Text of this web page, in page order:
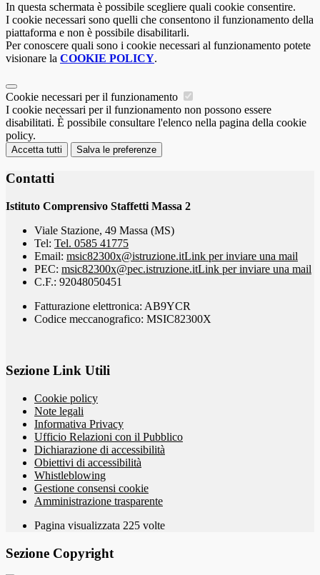
In questa schermata è possibile scegliere quali cookie consentire.
I cookie necessari sono quelli che consentono il funzionamento della
piattaforma e non è possibile disabilitarli.
Per conoscere quali sono i cookie necessari al funzionamento potete
visionare la COOKIE POLICY.
Cookie necessari per il funzionamento
I cookie necessari per il funzionamento non possono essere
disabilitati. È possibile consultare l'elenco nella pagina della cookie
policy.
Accetta tutti Salva le preferenze
Contatti
Istituto Comprensivo Staffetti Massa 2
Viale Stazione, 49 Massa (MS)
Tel: Tel. 0585 41775
Email: msic82300x@istruzione.itLink per inviare una mail
PEC: msic82300x@pec.istruzione.itLink per inviare una mail
C.F.: 92048050451
Fatturazione elettronica: AB9YCR
Codice meccanografico: MSIC82300X
Sezione Link Utili
Cookie policy
Note legali
Informativa Privacy
Ufficio Relazioni con il Pubblico
Dichiarazione di accessibilità
Obiettivi di accessibilità
Whistleblowing
Gestione consensi cookie
Amministrazione trasparente
Pagina visualizzata 225 volte
Sezione Copyright